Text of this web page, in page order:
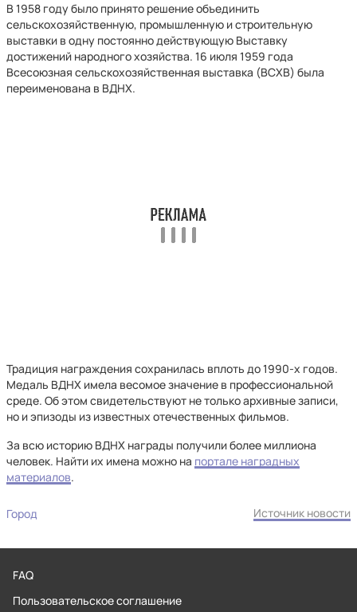
В 1958 году было принято решение объединить
сельскохозяйственную, промышленную и строительную
выставки в одну постоянно действующую Выставку
достижений народного хозяйства. 16 июля 1959 года
Всесоюзная сельскохозяйственная выставка (ВСХВ) была
переименована в ВДНХ.
Традиция награждения сохранилась вплоть до 1990-х годов.
Медаль ВДНХ имела весомое значение в профессиональной
среде. Об этом свидетельствуют не только архивные записи,
но и эпизоды из известных отечественных фильмов.
За всю историю ВДНХ награды получили более миллиона
человек. Найти их имена можно на портале наградных
материалов.
Город Источник новости
FAQ
Пользовательское соглашение